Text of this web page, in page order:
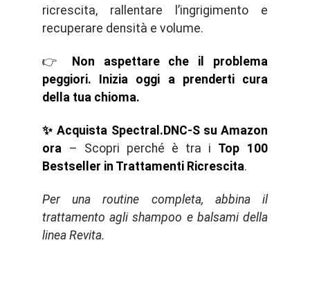
ricrescita, rallentare l’ingrigimento e
recuperare densità e volume.
👉
Non aspettare che il problema
peggiori. Inizia oggi a prenderti cura
della tua chioma.
✨ Acquista Spectral.DNC-S su Amazon
ora – Scopri perché è tra i Top 100
Bestseller in Trattamenti Ricrescita.
Per una routine completa, abbina il
trattamento agli shampoo e balsami della
linea Revita.